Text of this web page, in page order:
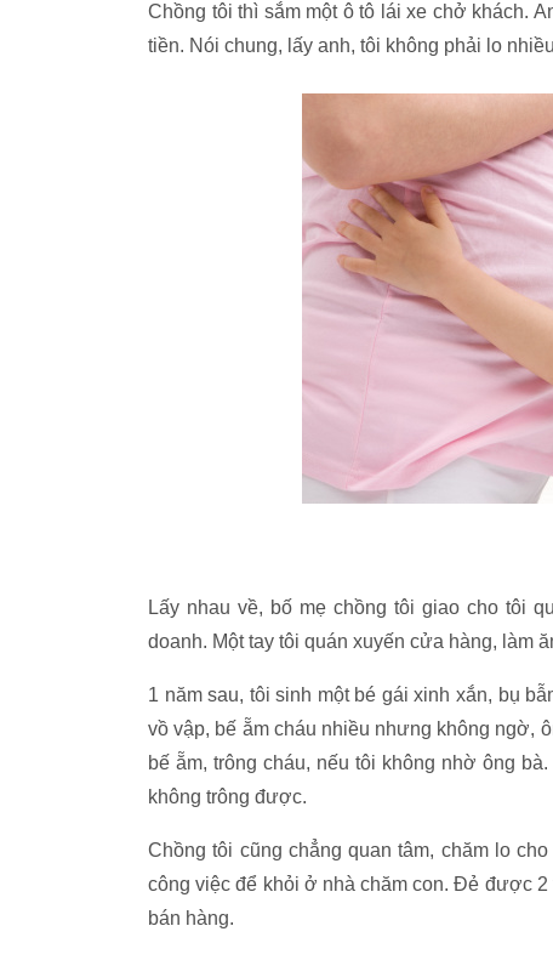
Chồng tôi thì sắm một ô tô lái xe chở khách.
tiền. Nói chung, lấy anh, tôi không phải lo
Lấy nhau về, bố mẹ chồng tôi giao cho tôi
doanh. Một tay tôi quán xuyến cửa hàng, làm
1 năm sau, tôi sinh một bé gái xinh xắn, bụ
vồ vập, bế ẵm cháu nhiều nhưng không ngờ,
bế ẵm, trông cháu, nếu tôi không nhờ ông
không trông được.
Chồng tôi cũng chẳng quan tâm, chăm lo
công việc để khỏi ở nhà chăm con. Đẻ được
bán hàng.